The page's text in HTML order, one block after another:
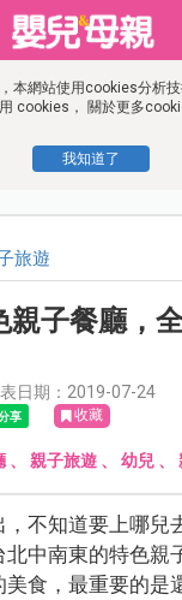
本網站使用cookies分析
cookies， 關於更多
我知道了
旅遊
親子餐廳，
日期：2019-07-24
收藏
、 親子旅遊、 幼兒、
不知道要上哪兒
北中南東的特色親
美食，最重要的是